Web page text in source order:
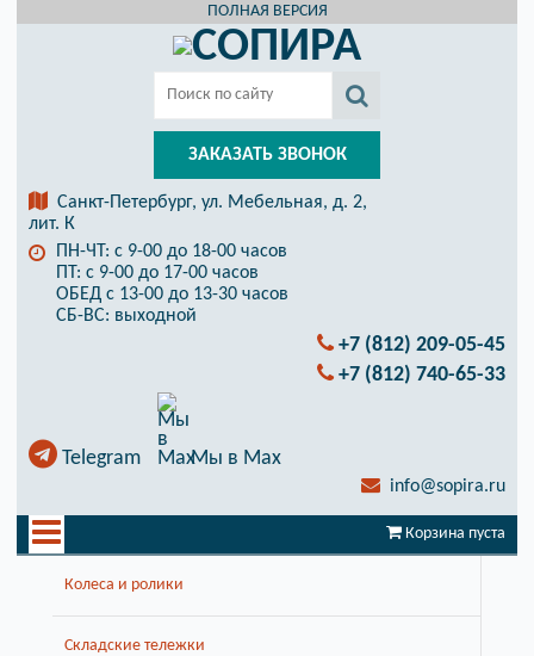
ПОЛНАЯ ВЕРСИЯ
ЗАКАЗАТЬ ЗВОНОК
Санкт-Петербург, ул. Мебельная, д. 2,
лит. К
ПН-ЧТ: с 9-00 до 18-00 часов
ПТ: с 9-00 до 17-00 часов
ОБЕД с 13-00 до 13-30 часов
СБ-ВС: выходной
+7 (812) 209-05-45
+7 (812) 740-65-33
Telegram Мы в Max
info@sopira.ru
Корзина пуста
Колеса и ролики
Складские тележки